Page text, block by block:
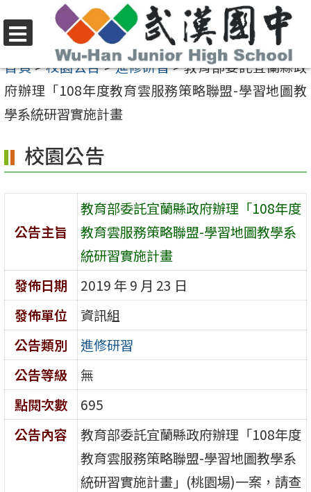
至
要
內
區
選
單
首頁>校園公告>進修研習>教育部委託宜蘭縣政
府辦理「108年度教育雲服務策略聯盟-學習地圖教
學系統研習實施計畫
校園公告
公告主旨
教育部委託宜蘭縣政府辦理「108年度
教育雲服務策略聯盟-學習地圖教學系
統研習實施計畫
發佈日期
2019 年 9 月 23 日
發佈單位
資訊組
公告類別
進修研習
公告等級
無
點閱次數
695
公告內容
教育部委託宜蘭縣政府辦理「108年度
教育雲服務策略聯盟-學習地圖教學系
統研習實施計畫」(桃園場)一案，請查